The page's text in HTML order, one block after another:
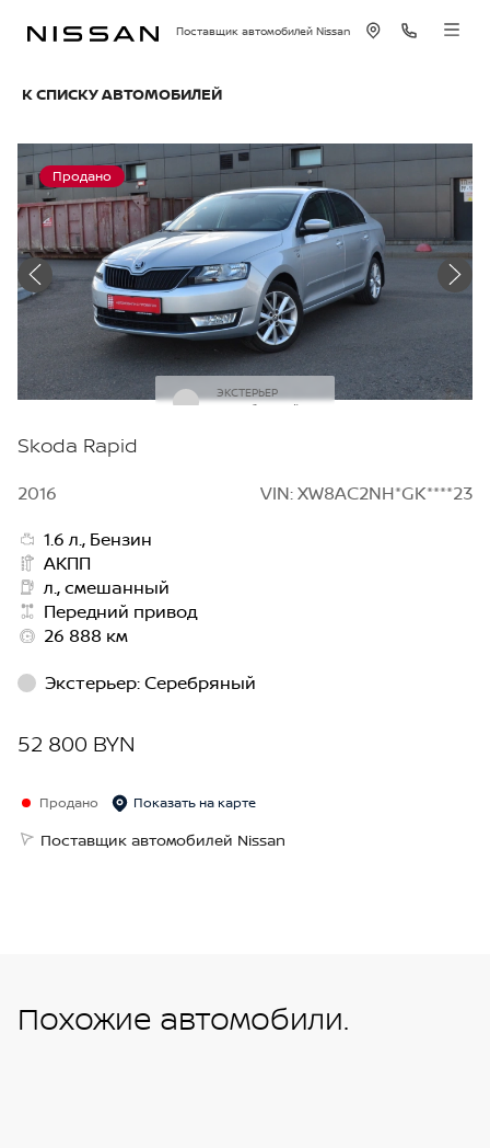
Поставщик автомобилей Nissan
К СПИСКУ АВТОМОБИЛЕЙ
Продано
ЭКСТЕРЬЕР
Серебряный
Skoda Rapid
2016
VIN: XW8AC2NH*GK****23
1.6 л., Бензин
АКПП
л., смешанный
Передний привод
26 888 км
Экстерьер:Серебряный
52 800 BYN
Продано Показать на карте
Поставщик автомобилей Nissan
Похожие автомобили.